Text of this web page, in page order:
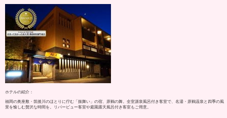
ホテルの紹介：
福岡の奥座敷・筑後川のほとりに佇む「振舞い」の宿、原鶴の舞。全室源泉風呂付き客室で、名湯・原鶴温泉と四季の風
景を愉しむ贅沢な時間を。リバービュー客室や庭園露天風呂付き客室もご用意。